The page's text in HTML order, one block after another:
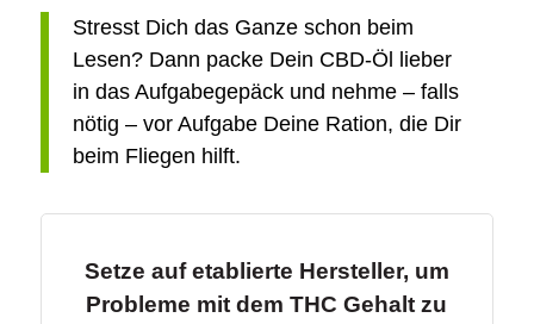
Stresst Dich das Ganze schon beim
Lesen? Dann packe Dein CBD-Öl lieber
in das Aufgabegepäck und nehme – falls
nötig – vor Aufgabe Deine Ration, die Dir
beim Fliegen hilft.
Setze auf etablierte Hersteller, um
Probleme mit dem THC Gehalt zu